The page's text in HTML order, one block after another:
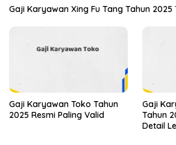
Gaji Karyawan Xing Fu Tang Tahun 2025
Gaji Karyawan Toko Tahun
2025 Resmi Paling Valid
Gaji
Tahun
Detail